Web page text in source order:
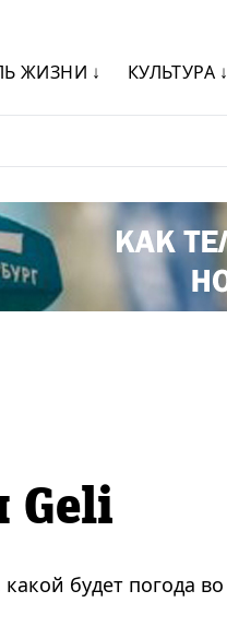
ЖИЗНИ ↓ КУЛЬТУРА ↓
Geli
будет погода во